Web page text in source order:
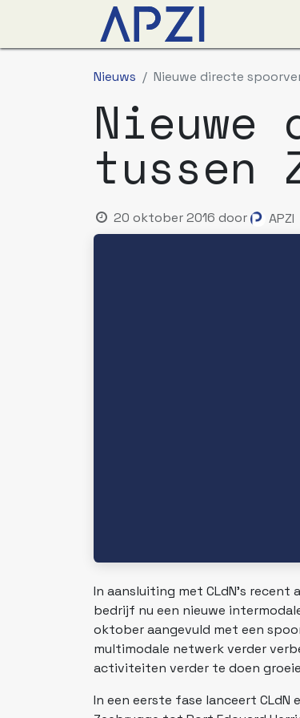
Nieuws Nieuwe directe
tussen
20 oktober 2016 door APZI
In aansluiting met CLdN’s
bedrijf nu een nieuwe
oktober aangevuld met een
multimodale netwerk verder
activiteiten verder te doen
In een eerste fase lanceert